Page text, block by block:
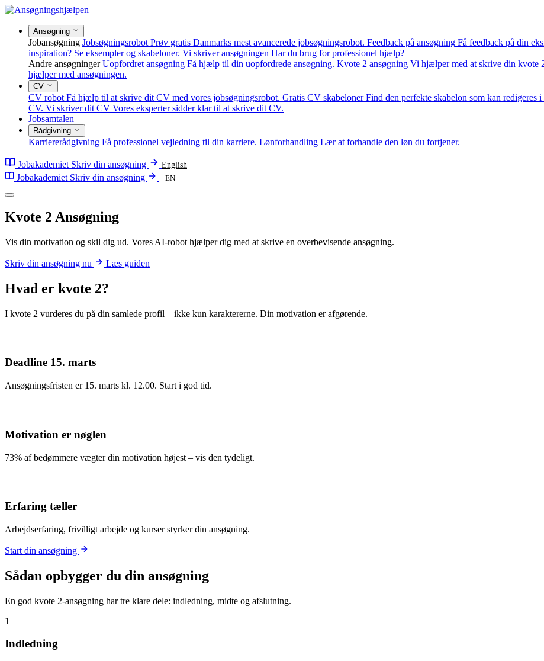
Ansøgning
Jobansøgning Jobsøgningsrobot Prøv gratis Danmarks mest avancerede jobsøgningsrobot. Feedback på ansøgning Få feedback på din
inspiration? Se eksempler og skabeloner. Vi skriver ansøgningen Har du brug for professionel hjælp?
Andre ansøgninger Uopfordret ansøgning Få hjælp til din uopfordrede ansøgning. Kvote 2 ansøgning Vi hjælper med at skrive din kvote
hjælper med ansøgningen.
CV
CV robot Få hjælp til at skrive dit CV med vores jobsøgningsrobot. Gratis CV skabeloner Find den perfekte skabelon som kan redigeres i
CV. Vi skriver dit CV Vores eksperter sidder klar til at skrive dit CV.
Jobsamtalen
Rådgivning
Karriererådgivning Få professionel vejledning til din karriere. Lønforhandling Lær at forhandle den løn du fortjener.
Jobakademiet Skriv din ansøgning English
Jobakademiet Skriv din ansøgning EN
Kvote 2 Ansøgning
Vis din motivation og skil dig ud. Vores AI-robot hjælper dig med at skrive en overbevisende ansøgning.
Skriv din ansøgning nu Læs guiden
Hvad er kvote 2?
I kvote 2 vurderes du på din samlede profil – ikke kun karaktererne. Din motivation er afgørende.
Deadline 15. marts
Ansøgningsfristen er 15. marts kl. 12.00. Start i god tid.
Motivation er nøglen
73% af bedømmere vægter din motivation højest – vis den tydeligt.
Erfaring tæller
Arbejdserfaring, frivilligt arbejde og kurser styrker din ansøgning.
Start din ansøgning
Sådan opbygger du din ansøgning
En god kvote 2-ansøgning har tre klare dele: indledning, midte og afslutning.
1
Indledning